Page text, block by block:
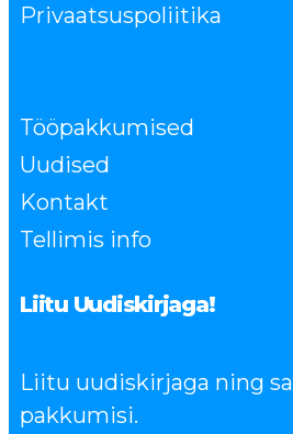
Privaatsuspoliitika
Tööpakkumised
Uudised
Kontakt
Tellimis info
Liitu Uudiskirjaga!
Liitu uudiskirjaga ning
pakkumisi.